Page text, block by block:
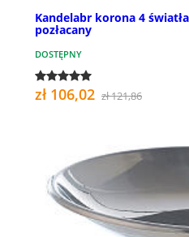
Kandelabr korona 4
pozłacany
DOSTĘPNY
zł 106,02 zł 121,86